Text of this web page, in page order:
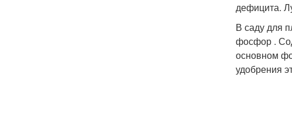
дефицита.
В саду для
фосфор .
основном
удобрения